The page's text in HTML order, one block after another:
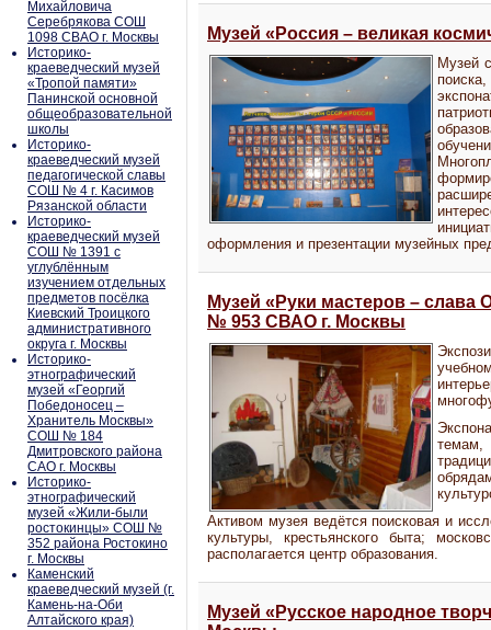
Михайловича
Серебрякова СОШ
1098 СВАО г. Москвы
Историко-
краеведческий музей
«Тропой памяти»
Панинской основной
общеобразовательной
школы
Историко-
краеведческий музей
педагогической славы
СОШ № 4 г. Касимов
Рязанской области
Историко-
краеведческий музей
СОШ № 1391 с
углублённым
изучением отдельных
предметов посёлка
Киевский Троицкого
административного
округа г. Москвы
Историко-
этнографический
музей «Георгий
Победоносец –
Хранитель Москвы»
СОШ № 184
Дмитровского района
САО г. Москвы
Историко-
этнографический
музей «Жили-были
ростокинцы» СОШ №
352 района Ростокино
г. Москвы
Каменский
краеведческий музей (г.
Камень-на-Оби
Алтайского края)
Музей «Россия – великая
Музей
оформления и презентации музейных
Музей «Руки мастеров – слава
№ 953 СВАО г. Москвы
Активом музея ведётся поисковая и
культуры, крестьянского быта;
располагается центр образования.
Музей «Русское народное